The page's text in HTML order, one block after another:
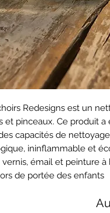
Redesigns est un
et pinceaux. Ce produit
capacités de
ininflammable et
émail et peinture à
de portée des enfants